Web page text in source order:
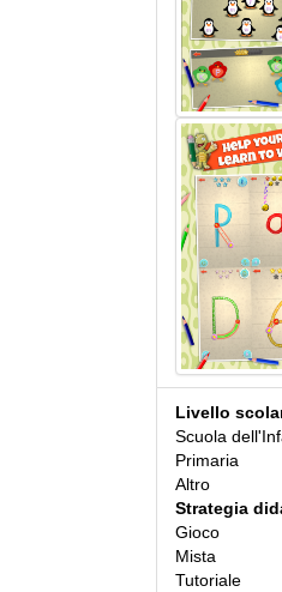
Livello
Scuola
Primaria
Altro
Strategia
Gioco
Mista
Tutoriale